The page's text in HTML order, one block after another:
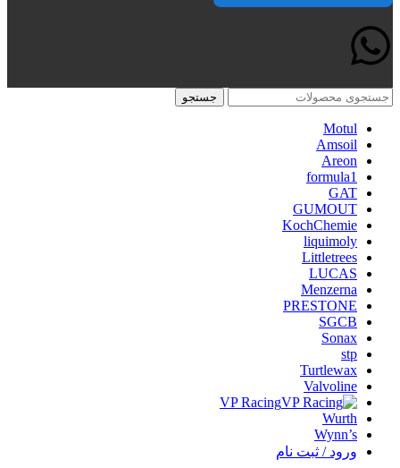
جستجو
Motul
Amsoil
Areon
formula1
GAT
GUMOUT
KochChemie
liquimoly
Littletrees
LUCAS
Menzerna
PRESTONE
SGCB
Sonax
stp
Turtlewax
Valvoline
VP Racing
Wurth
Wynn’s
ورود / ثبت نام